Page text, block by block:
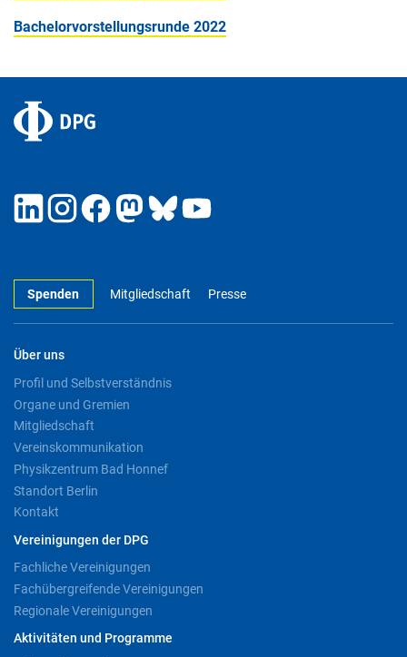
Bachelorvorstellungsrunde 2022
Spenden Mitgliedschaft Presse
Über uns
Profil und Selbstverständnis
Organe und Gremien
Mitgliedschaft
Vereinskommunikation
Physikzentrum Bad Honnef
Standort Berlin
Kontakt
Vereinigungen der DPG
Fachliche Vereinigungen
Fachübergreifende Vereinigungen
Regionale Vereinigungen
Aktivitäten und Programme